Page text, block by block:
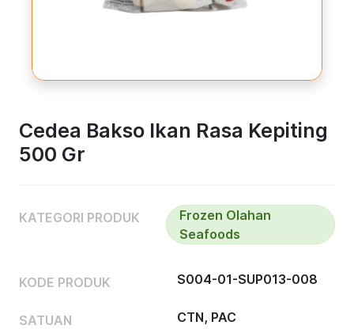
Cedea Bakso Ikan Rasa Kepiting
500 Gr
KATEGORI PRODUK
Frozen Olahan
Seafoods
KODE PRODUK S004-01-SUP013-008
SATUAN CTN, PAC